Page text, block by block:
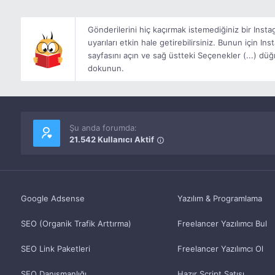
Gönderilerini hiç kaçırmak istemediğiniz bir
uyarıları etkin hale getirebilirsiniz. Bunun için
sayfasını açın ve sağ üstteki Seçenekler (...)
dokunun.
Şu anda forumda:
21.542 Kullanıcı Aktif
Google Adsense
SEO (Organik Trafik Arttırma)
SEO Link Paketleri
Yazılım & Programlama
Freelancer Yazılımcı Bul
Freelancer Yazılımcı Ol